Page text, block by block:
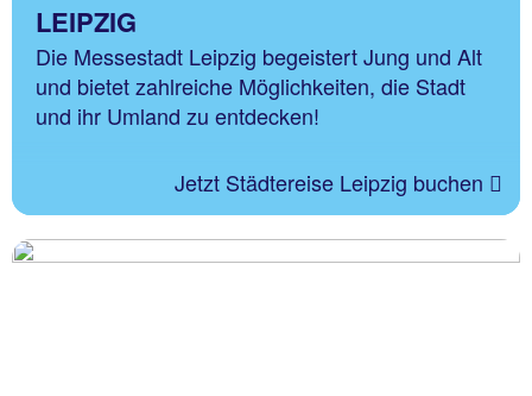
LEIPZIG
Die Messestadt Leipzig begeistert Jung und Alt
und bietet zahlreiche Möglichkeiten, die Stadt
und ihr Umland zu entdecken!
Jetzt Städtereise Leipzig buchen